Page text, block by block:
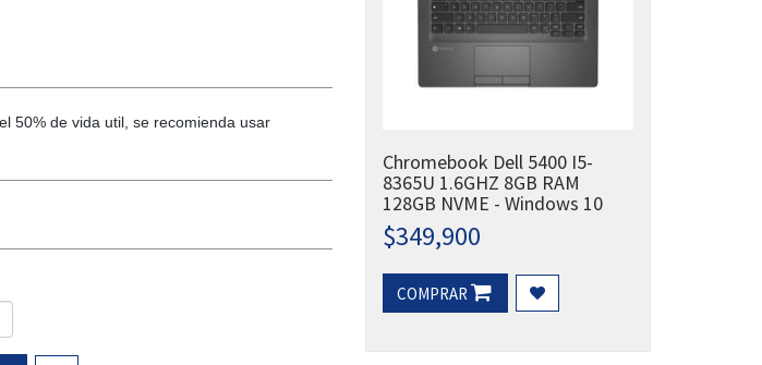
50% de vida util, se recomienda usar
Chromebook Dell 5400 I5-
8365U 1.6GHZ 8GB RAM
128GB NVME - Windows 10
$349,900
COMPRAR